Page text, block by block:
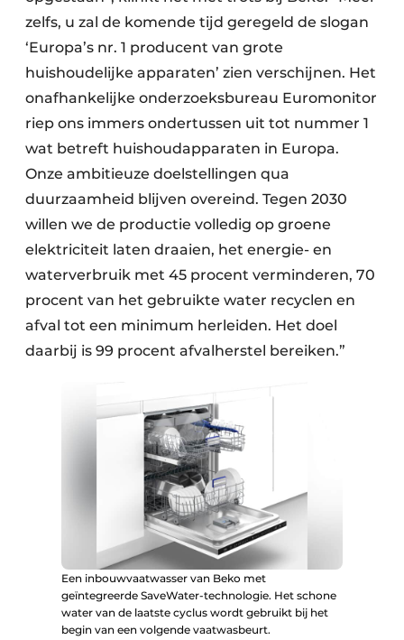
zelfs, u zal de komende tijd geregeld de slogan
‘Europa’s nr. 1 producent van grote
huishoudelijke apparaten’ zien verschijnen. Het
onafhankelijke onderzoeksbureau Euromonitor
riep ons immers ondertussen uit tot nummer 1
wat betreft huishoudapparaten in Europa.
Onze ambitieuze doelstellingen qua
duurzaamheid blijven overeind. Tegen 2030
willen we de productie volledig op groene
elektriciteit laten draaien, het energie- en
waterverbruik met 45 procent verminderen, 70
procent van het gebruikte water recyclen en
afval tot een minimum herleiden. Het doel
daarbij is 99 procent afvalherstel bereiken.”
Een inbouwvaatwasser van Beko met
geïntegreerde SaveWater-technologie. Het schone
water van de laatste cyclus wordt gebruikt bij het
begin van een volgende vaatwasbeurt.